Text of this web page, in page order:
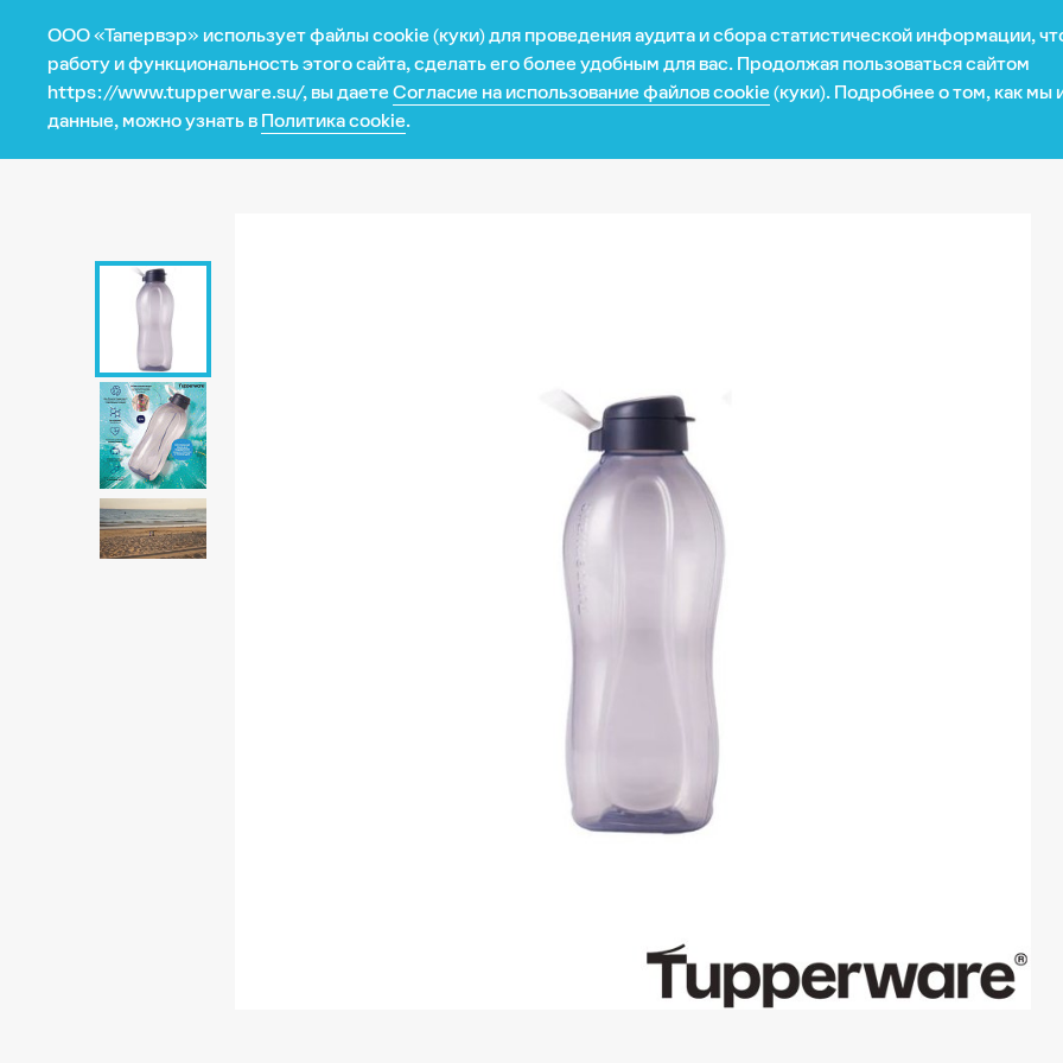
Магазин
Всегда с собой
Изделия из металла
Изделия из микрофибры
Кухонные приборы
Микроволновая печь
Сервировка
Текстиль
Умное хранение
Умные гаджеты
Рецепты Новости Карьера Презентация
ООО «Тапервэр» использует файлы cookie (куки) для проведения аудита и сбора статистической информации,
работу и функциональность этого сайта, сделать его более удобным для вас. Продолжая пользоваться сайтом
https://www.tupperware.su/, вы даете Согласие на использование файлов cookie (куки). Подробнее о том, как мы
данные, можно узнать в Политика cookie.